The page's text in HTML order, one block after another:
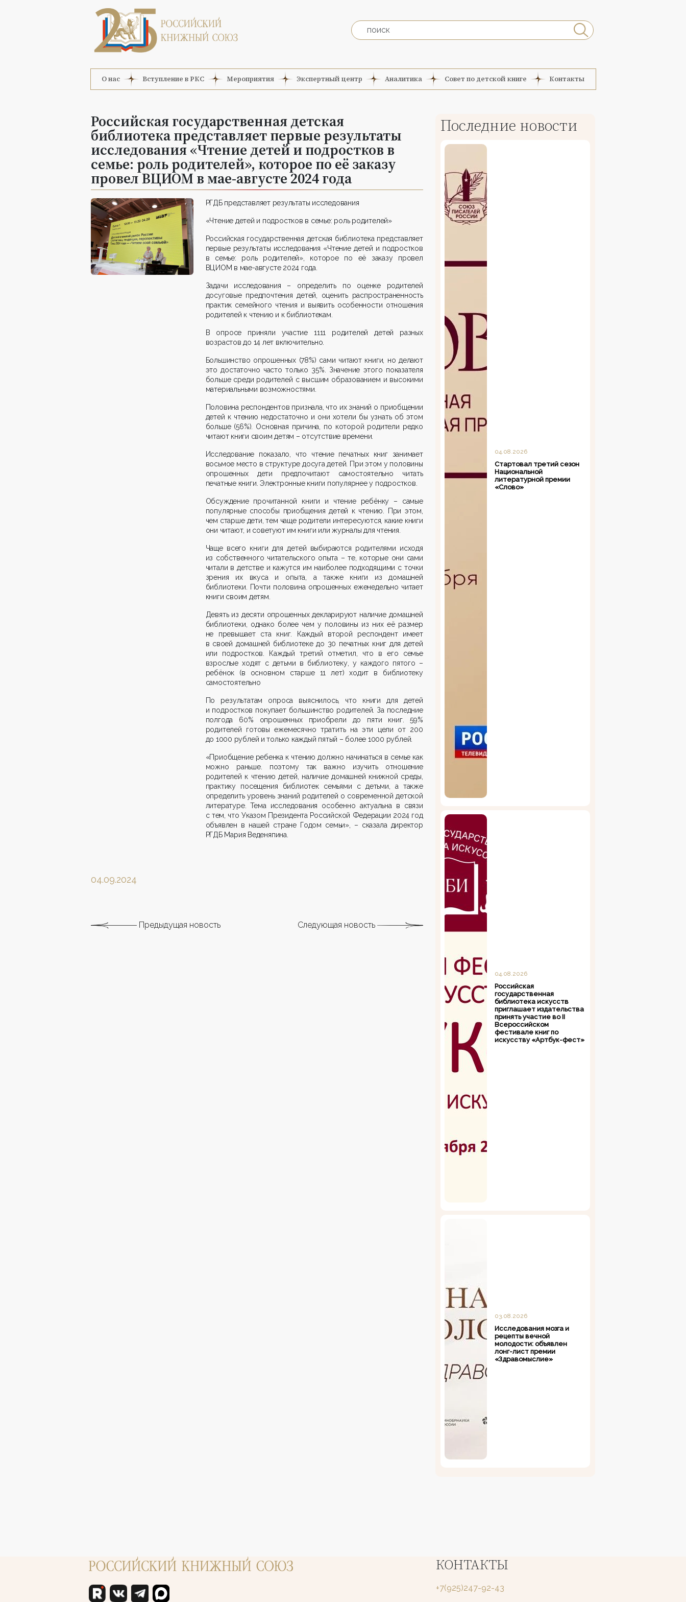
О нас Вступление в РКС Мероприятия Экспертный центр Аналитика Совет по детской книге Контакты
Российская государственная детская
библиотека представляет первые результаты
исследования «Чтение детей и подростков в
семье: роль родителей», которое по её заказу
провел ВЦИОМ в мае-августе 2024 года
РГДБ представляет результаты исследования
«Чтение детей и подростков в семье: роль родителей»
Российская государственная детская библиотека представляет
первые результаты исследования «Чтение детей и подростков
в семье: роль родителей», которое по её заказу провел
ВЦИОМ в мае-августе 2024 года.
Задачи исследования – определить по оценке родителей
досуговые предпочтения детей, оценить распространенность
практик семейного чтения и выявить особенности отношения
родителей к чтению и к библиотекам.
В опросе приняли участие 1111 родителей детей разных
возрастов до 14 лет включительно.
Большинство опрошенных (78%) сами читают книги, но делают
это достаточно часто только 35%. Значение этого показателя
больше среди родителей с высшим образованием и высокими
материальными возможностями.
Половина респондентов признала, что их знаний о приобщении
детей к чтению недостаточно и они хотели бы узнать об этом
больше (56%). Основная причина, по которой родители редко
читают книги своим детям – отсутствие времени.
Исследование показало, что чтение печатных книг занимает
восьмое место в структуре досуга детей. При этом у половины
опрошенных дети предпочитают самостоятельно читать
печатные книги. Электронные книги популярнее у подростков.
Обсуждение прочитанной книги и чтение ребёнку – самые
популярные способы приобщения детей к чтению. При этом,
чем старше дети, тем чаще родители интересуются, какие книги
они читают, и советуют им книги или журналы для чтения.
Чаще всего книги для детей выбираются родителями исходя
из собственного читательского опыта – те, которые они сами
читали в детстве и кажутся им наиболее подходящими с точки
зрения их вкуса и опыта, а также книги из домашней
библиотеки. Почти половина опрошенных еженедельно читает
книги своим детям.
Девять из десяти опрошенных декларируют наличие домашней
библиотеки, однако более чем у половины из них её размер
не превышает ста книг. Каждый второй респондент имеет
в своей домашней библиотеке до 30 печатных книг для детей
или подростков. Каждый третий отметил, что в его семье
взрослые ходят с детьми в библиотеку, у каждого пятого –
ребёнок (в основном старше 11 лет) ходит в библиотеку
самостоятельно
По результатам опроса выяснилось, что книги для детей
и подростков покупает большинство родителей. За последние
полгода 60% опрошенных приобрели до пяти книг. 59%
родителей готовы ежемесячно тратить на эти цели от 200
до 1000 рублей и только каждый пятый – более 1000 рублей.
«Приобщение ребенка к чтению должно начинаться в семье как
можно раньше. поэтому так важно изучить отношение
родителей к чтению детей, наличие домашней книжной среды,
практику посещения библиотек семьями с детьми, а также
определить уровень знаний родителей о современной детской
литературе. Тема исследования особенно актуальна в связи
с тем, что Указом Президента Российской Федерации 2024 год
объявлен в нашей стране Годом семьи», – сказала директор
РГДБ Мария Веденяпина.
04.09.2024
Предыдущая новость Следующая новость
Последние новости
04.08.2026
Стартовал третий сезон
Национальной
литературной премии
«Слово»
04.08.2026
Российская
государственная
библиотека искусств
приглашает издательства
принять участие во II
Всероссийском
фестивале книг по
искусству «Артбук-фест»
03.08.2026
Исследования мозга и
рецепты вечной
молодости: объявлен
лонг-лист премии
«Здравомыслие»
КОНТАКТЫ
+7(925)247-92-43